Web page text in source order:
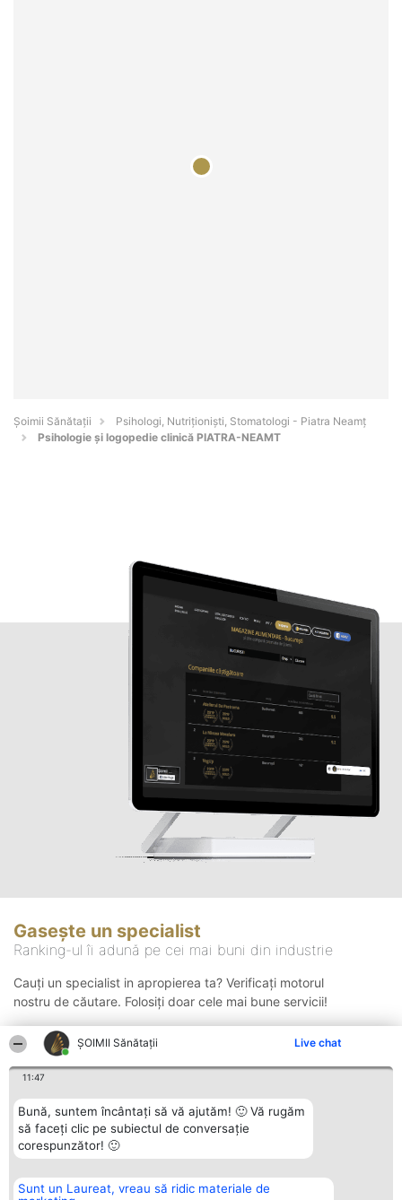
ŞOIMII Sănătații Live chat
11:47
Bună, suntem încântați să vă ajutăm! 🙂 Vă rugăm
să faceți clic pe subiectul de conversație
corespunzător! 🙂
Sunt un Laureat, vreau să ridic materiale de
Şoimii Sănătații
Psihologi, Nutriționiști, Stomatologi - Piatra Neamţ
Psihologie și logopedie clinică PIATRA-NEAMT
Gasește un specialist
Ranking-ul îi adună pe cei mai buni din industrie
Cauți un specialist in apropierea ta? Verificați motorul
nostru de căutare. Folosiți doar cele mai bune servicii!
Organizator Ranking Plebiscyt Contact